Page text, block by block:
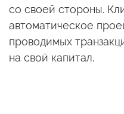
со своей стороны.
автоматическое
проводимых
на свой капитал.